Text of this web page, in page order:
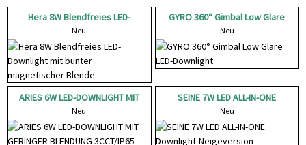
Hera 8W Blendfreies LED-
Downlight mit buntem ...
Neu
ARIES 6W LED-DOWNLIGHT MIT
GERINGER BLENDUNG
3CCT/IP65 FRONT...
Neu
GYRO 360° Gimbal Low Glare
LED-Downlight
Neu
SEINE 7W LED ALL-IN-ONE
Downlight-Neigeversion
Neu